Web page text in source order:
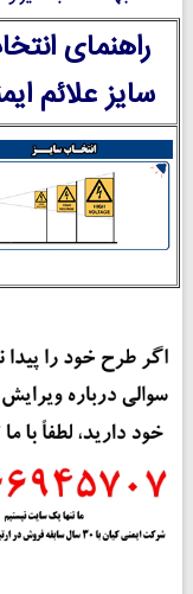
راهنمای
سایز علائم